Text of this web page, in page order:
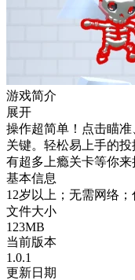
游戏简介
展开
操作超简单！点击瞄
关键。轻松易上手的
有超多上瘾关卡等你来
基本信息
12岁以上；无需网络
文件大小
123MB
当前版本
1.0.1
更新日期